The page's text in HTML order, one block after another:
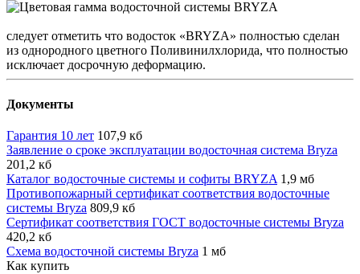
следует отметить что водосток «BRYZA» полностью сделан
из однородного цветного Поливинилхлорида, что полностью
исключает досрочную деформацию.
Документы
Гарантия 10 лет 107,9 кб
Заявление о сроке эксплуатации водосточная система Bryza
201,2 кб
Каталог водосточные системы и софиты BRYZA 1,9 мб
Противопожарный сертификат соответствия водосточные
системы Bryza 809,9 кб
Сертификат соответствия ГОСТ водосточные системы Bryza
420,2 кб
Схема водосточной системы Bryza 1 мб
Как купить